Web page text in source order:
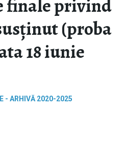
finale privind
(proba
18 iunie
- ARHIVĂ 2020-2025